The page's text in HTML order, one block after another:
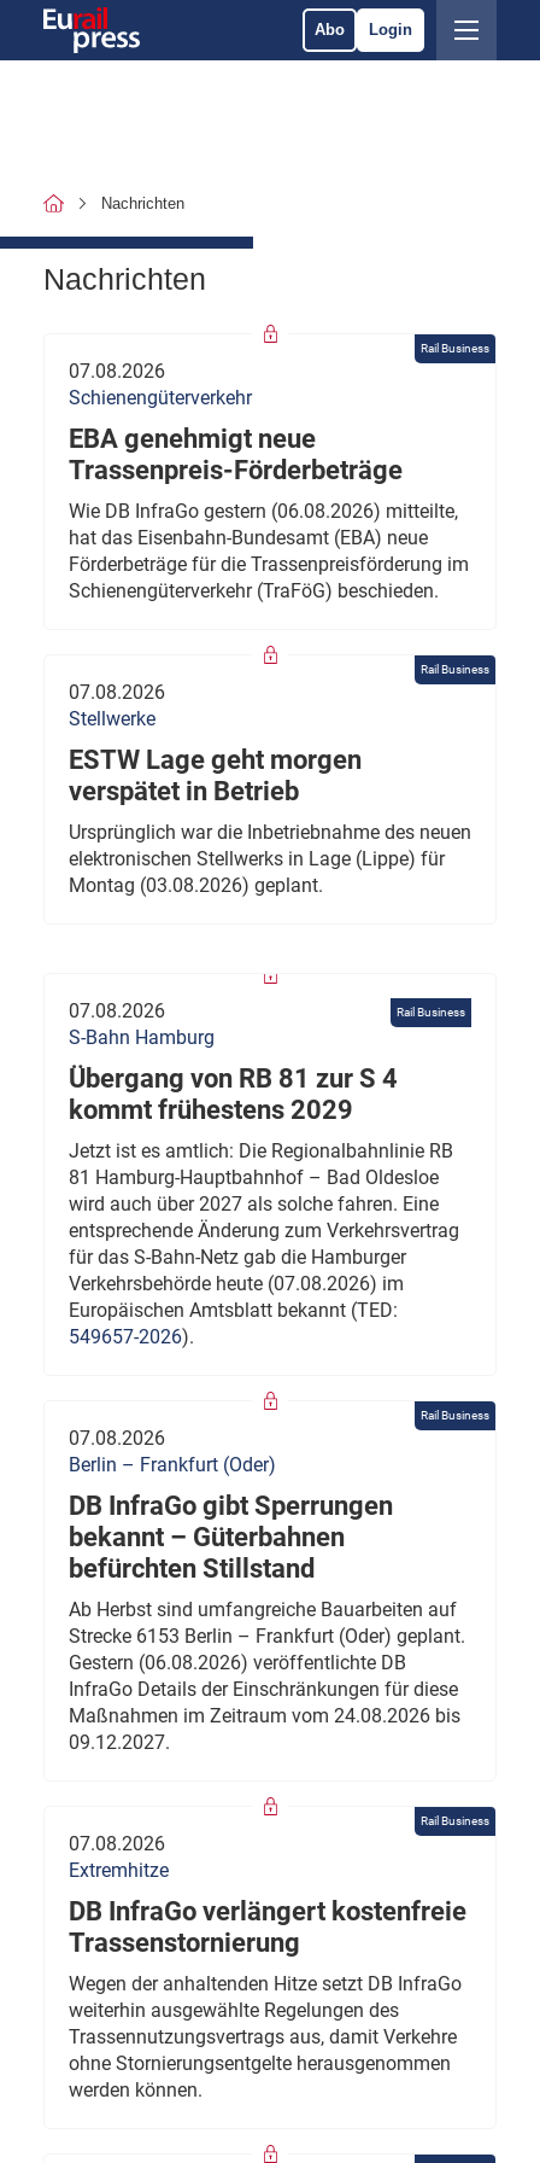
Abo Login
Nachrichten
Nachrichten
Rail Business
07.08.2026
Schienengüterverkehr
EBA genehmigt neue
Trassenpreis-Förderbeträge
Wie DB InfraGo gestern (06.08.2026) mitteilte,
hat das Eisenbahn-Bundesamt (EBA) neue
Förderbeträge für die Trassenpreisförderung im
Schienengüterverkehr (TraFöG) beschieden.
Rail Business
07.08.2026
Stellwerke
ESTW Lage geht morgen
verspätet in Betrieb
Ursprünglich war die Inbetriebnahme des neuen
elektronischen Stellwerks in Lage (Lippe) für
Montag (03.08.2026) geplant.
Rail Business
07.08.2026
S-Bahn Hamburg
Übergang von RB 81 zur S 4
kommt frühestens 2029
Jetzt ist es amtlich: Die Regionalbahnlinie RB
81 Hamburg-Hauptbahnhof – Bad Oldesloe
wird auch über 2027 als solche fahren. Eine
entsprechende Änderung zum Verkehrsvertrag
für das S-Bahn-Netz gab die Hamburger
Verkehrsbehörde heute (07.08.2026) im
Europäischen Amtsblatt bekannt (TED:
549657-2026).
Rail Business
07.08.2026
Berlin – Frankfurt (Oder)
DB InfraGo gibt Sperrungen
bekannt – Güterbahnen
befürchten Stillstand
Ab Herbst sind umfangreiche Bauarbeiten auf
Strecke 6153 Berlin – Frankfurt (Oder) geplant.
Gestern (06.08.2026) veröffentlichte DB
InfraGo Details der Einschränkungen für diese
Maßnahmen im Zeitraum vom 24.08.2026 bis
09.12.2027.
Rail Business
07.08.2026
Extremhitze
DB InfraGo verlängert kostenfreie
Trassenstornierung
Wegen der anhaltenden Hitze setzt DB InfraGo
weiterhin ausgewählte Regelungen des
Trassennutzungsvertrags aus, damit Verkehre
ohne Stornierungsentgelte herausgenommen
werden können.